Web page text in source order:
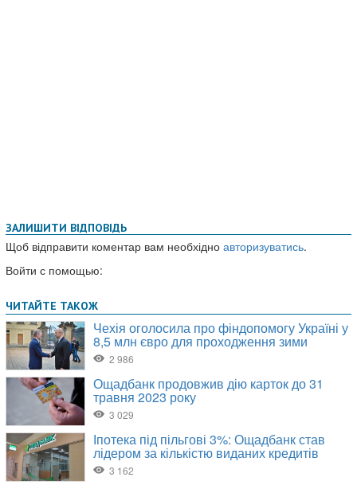
ЗАЛИШИТИ ВІДПОВІДЬ
Щоб відправити коментар вам необхідно авторизуватись.
Войти с помощью: